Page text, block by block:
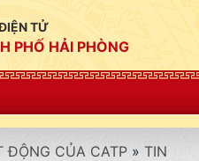
TỬ
PHỐ HẢI PHÒNG
ĐỘNG CỦA CATP » TIN